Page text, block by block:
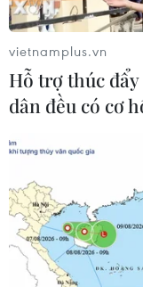
vietnamplus.vn
Hỗ trợ thúc
dân đều có cơ